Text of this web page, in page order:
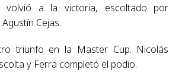
volvió a la victoria, escoltado por
Cejas.
triunfo en la Master Cup. Nicolás
y Ferra completó el podio.